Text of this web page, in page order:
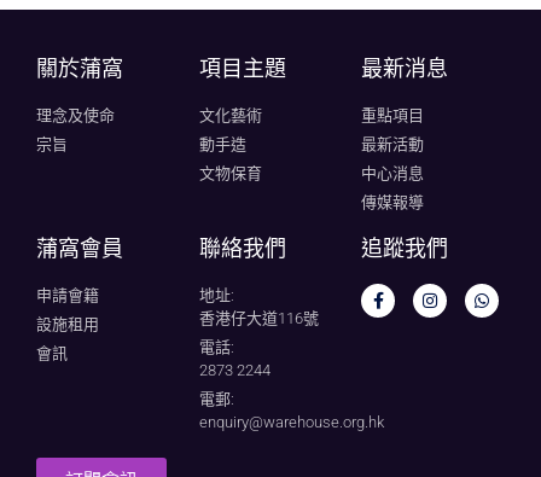
關於蒲窩​
理念及使命
宗旨
項目主題
文化藝術
動手造
文物保育
最新消息
重點項目
最新活動
中心消息
傳媒報導
蒲窩會員
申請會籍
設施租用
會訊
聯絡我們
地址:
香港仔大道116號
電話:
2873 2244
電郵:
enquiry@warehouse.org.hk
追蹤我們